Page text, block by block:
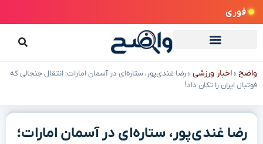
فوری
واضح »اخبار ورزشی »رضا غندی‌پور، ستاره‌ای در آسمان امارات؛ انتقال جنجالی که
فوتبال ایران را تکان داد!
رضا غندی‌پور، ستاره‌ای در آسمان امارات؛